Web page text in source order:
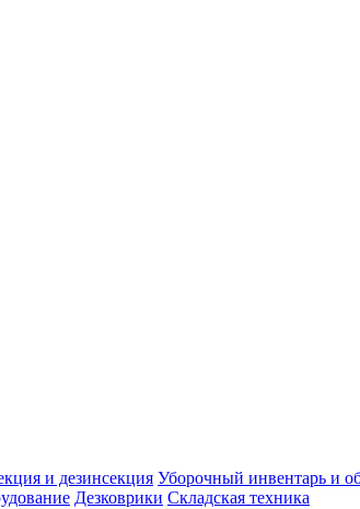
и дезинсекция Уборочный инвентарь и
Дезковрики Складская техника